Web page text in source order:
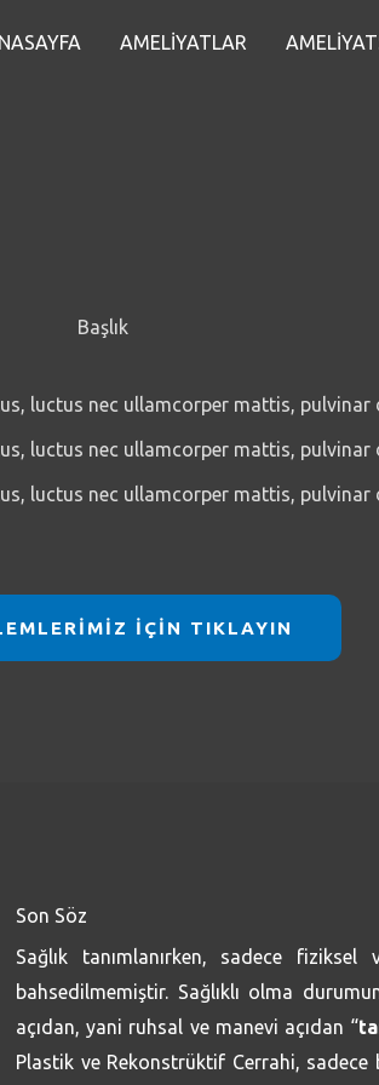
AMELİYATLAR
Başlık
luctus nec ullamcorper mattis, pulvinar
luctus nec ullamcorper mattis, pulvinar
luctus nec ullamcorper mattis, pulvinar
İÇİN TIKLAYIN
Son Söz
Sağlık tanımlanırken, sadece
bahsedilmemiştir. Sağlıklı olma
açıdan, yani ruhsal ve manevi açıdan “
Plastik ve Rekonstrüktif Cerrahi,